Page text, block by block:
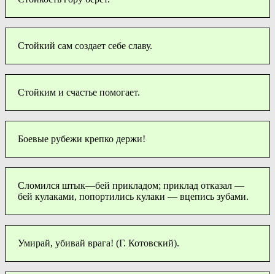
Стойкий сам создает себе славу.
Стойким и счастье помогает.
Боевые рубежи крепко держи!
Сломился штык—бей прикладом; приклад отказал —
бей кулаками, попортились кулаки — вцепись зубами.
Умирай, убивай врага! (Г. Котовский).